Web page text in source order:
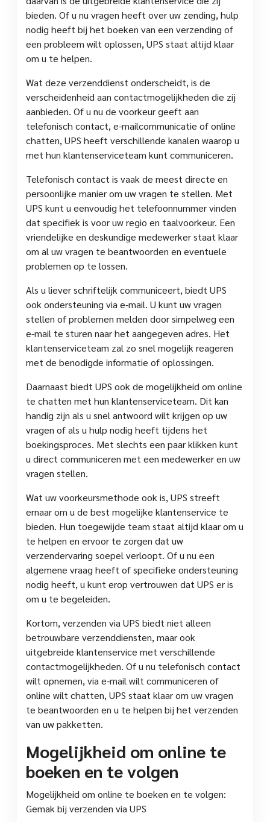
bieden. Of u nu vragen heeft over uw zending, hulp
nodig heeft bij het boeken van een verzending of
een probleem wilt oplossen, UPS staat altijd klaar
om u te helpen.
Wat deze verzenddienst onderscheidt, is de
verscheidenheid aan contactmogelijkheden die zij
aanbieden. Of u nu de voorkeur geeft aan
telefonisch contact, e-mailcommunicatie of online
chatten, UPS heeft verschillende kanalen waarop u
met hun klantenserviceteam kunt communiceren.
Telefonisch contact is vaak de meest directe en
persoonlijke manier om uw vragen te stellen. Met
UPS kunt u eenvoudig het telefoonnummer vinden
dat specifiek is voor uw regio en taalvoorkeur. Een
vriendelijke en deskundige medewerker staat klaar
om al uw vragen te beantwoorden en eventuele
problemen op te lossen.
Als u liever schriftelijk communiceert, biedt UPS
ook ondersteuning via e-mail. U kunt uw vragen
stellen of problemen melden door simpelweg een
e-mail te sturen naar het aangegeven adres. Het
klantenserviceteam zal zo snel mogelijk reageren
met de benodigde informatie of oplossingen.
Daarnaast biedt UPS ook de mogelijkheid om online
te chatten met hun klantenserviceteam. Dit kan
handig zijn als u snel antwoord wilt krijgen op uw
vragen of als u hulp nodig heeft tijdens het
boekingsproces. Met slechts een paar klikken kunt
u direct communiceren met een medewerker en uw
vragen stellen.
Wat uw voorkeursmethode ook is, UPS streeft
ernaar om u de best mogelijke klantenservice te
bieden. Hun toegewijde team staat altijd klaar om u
te helpen en ervoor te zorgen dat uw
verzendervaring soepel verloopt. Of u nu een
algemene vraag heeft of specifieke ondersteuning
nodig heeft, u kunt erop vertrouwen dat UPS er is
om u te begeleiden.
Kortom, verzenden via UPS biedt niet alleen
betrouwbare verzenddiensten, maar ook
uitgebreide klantenservice met verschillende
contactmogelijkheden. Of u nu telefonisch contact
wilt opnemen, via e-mail wilt communiceren of
online wilt chatten, UPS staat klaar om uw vragen
te beantwoorden en u te helpen bij het verzenden
van uw pakketten.
Mogelijkheid om online te
boeken en te volgen
Mogelijkheid om online te boeken en te volgen:
Gemak bij verzenden via UPS